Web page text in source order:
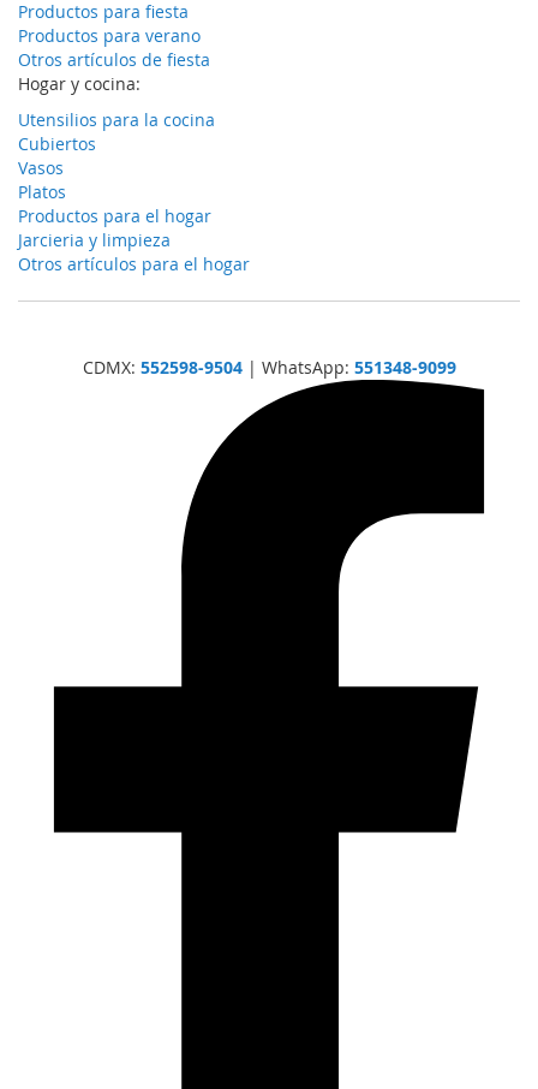
Productos para fiesta
Productos para verano
Otros artículos de fiesta
Hogar y cocina:
Utensilios para la cocina
Cubiertos
Vasos
Platos
Productos para el hogar
Jarcieria y limpieza
Otros artículos para el hogar
CDMX: 552598-9504| WhatsApp: 551348-9099